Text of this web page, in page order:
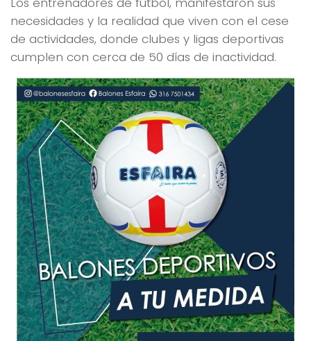
necesidades y la realidad que viven con el cese
de actividades, donde clubes y ligas deportivas
cumplen con cerca de 50 días de inactividad.